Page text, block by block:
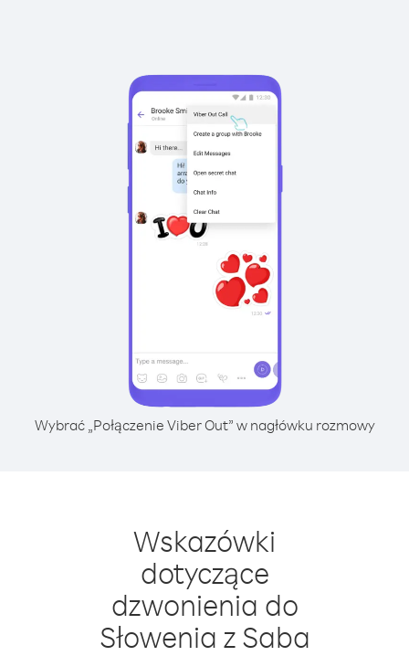
Wybrać „Połączenie Viber Out” w nagłówku rozmowy
Wskazówki
dotyczące
dzwonienia do
Słowenia z Saba